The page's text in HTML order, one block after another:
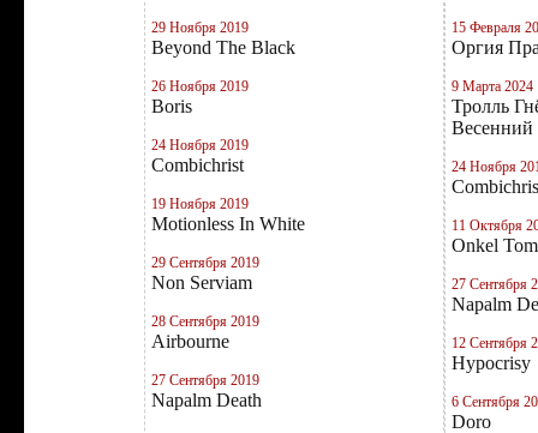
29 Ноября 2019
Beyond The Black
26 Ноября 2019
Boris
24 Ноября 2019
Combichrist
19 Ноября 2019
Motionless In White
29 Сентября 2019
Non Serviam
28 Сентября 2019
Airbourne
27 Сентября 2019
Napalm Death
15 Февраля
Оргия
9 Марта 2024
Тролль
Весенний
24 Ноября
11 Октября
Onkel Tom
27 Сентября
Napalm
12 Сентября
Hypocrisy
6 Сентября
Doro